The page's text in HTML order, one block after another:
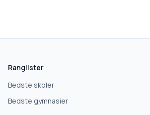
Hvad leder du efter?
Grundskole
Ranglister
Bedste skoler
Bedste gymnasier